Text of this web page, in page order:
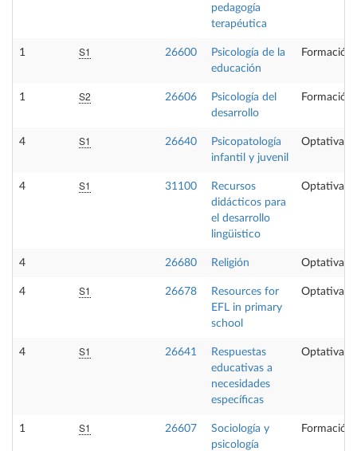
pedagogía
terapéutica
1 S1 26600
Psicología de la
educación
Formación
1 S2 26606
Psicología del
desarrollo
Formación
4 S1 26640
Psicopatología
infantil y juvenil
Optativa
4 S1 31100
Recursos
didácticos para
el desarrollo
lingüistico
Optativa
4 26680 Religión Optativa
4 S1 26678
Resources for
EFL in primary
school
Optativa
4 S1 26641
Respuestas
educativas a
necesidades
específicas
Optativa
1 S1 26607
Sociología y
psicología
Formación